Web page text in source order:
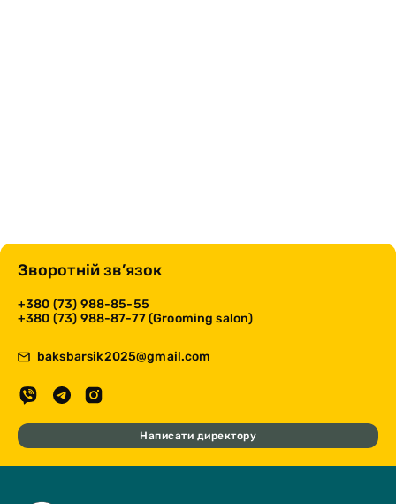
Зворотній зв’язок
+380 (73) 988-85-55
+380 (73) 988-87-77 (Grooming salon)
baksbarsik2025@gmail.com
Написати директору